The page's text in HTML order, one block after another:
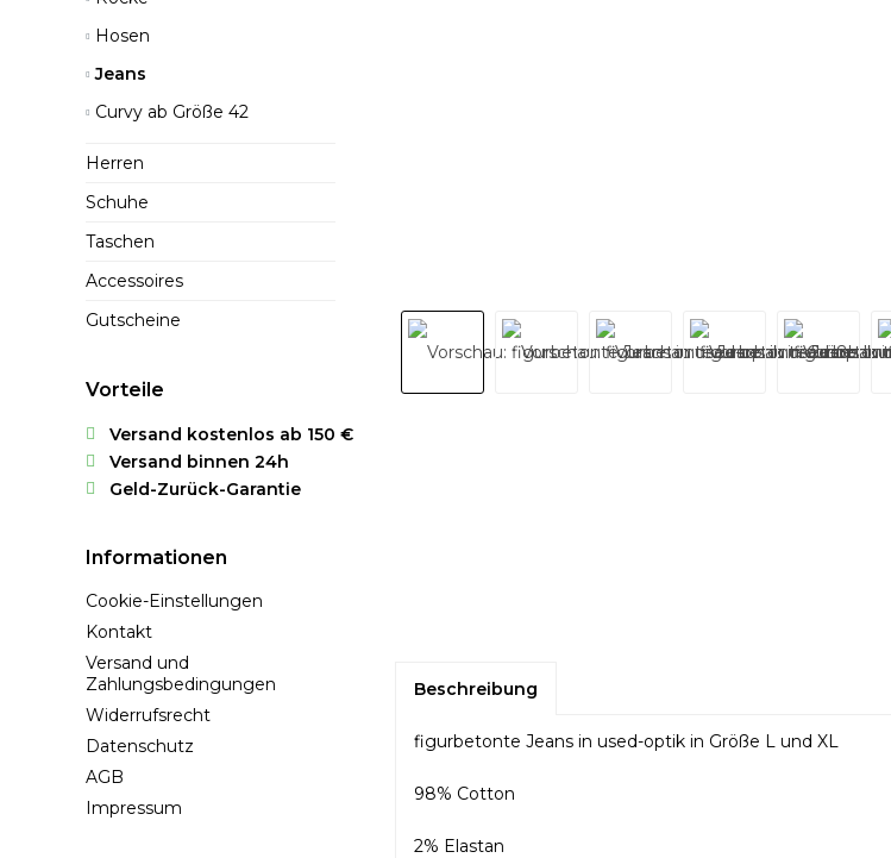
Hosen
Jeans
Curvy ab Größe 42
Herren
Schuhe
Taschen
Accessoires
Gutscheine
Vorteile
Versand kostenlos ab 150 €
Versand binnen 24h
Geld-Zurück-Garantie
Informationen
Cookie-Einstellungen
Kontakt
Versand und
Zahlungsbedingungen
Widerrufsrecht
Datenschutz
AGB
Impressum
Beschreibung
figurbetonte Jeans in used-optik in Größe L und XL
98% Cotton
2% Elastan